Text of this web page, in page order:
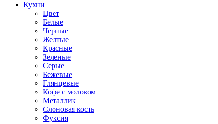
Кухни
Цвет
Белые
Черные
Желтые
Красные
Зеленые
Серые
Бежевые
Глянцевые
Кофе с молоком
Металлик
Слоновая кость
Фуксия